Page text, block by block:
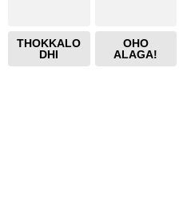
THOKKALO
DHI
OHO
ALAGA!